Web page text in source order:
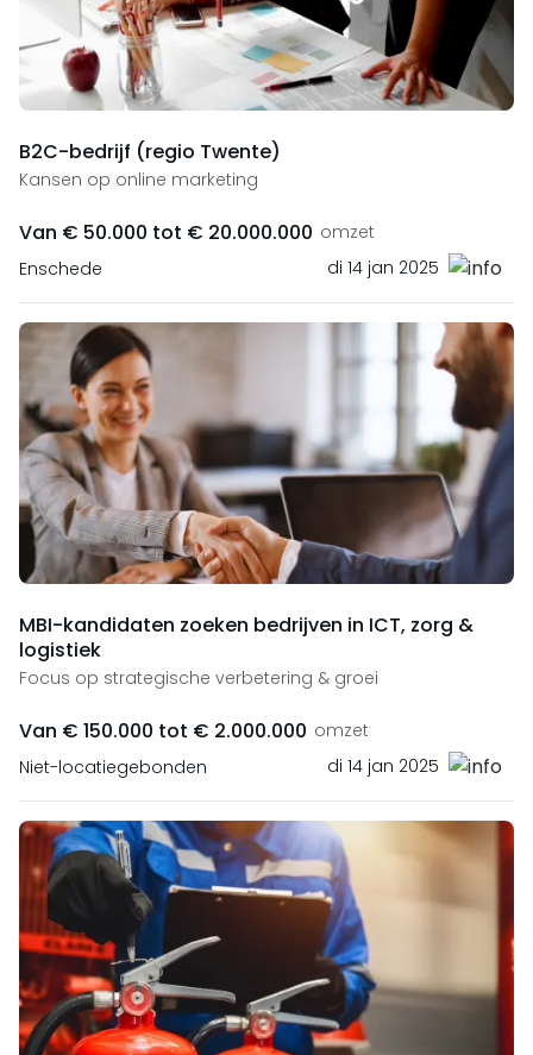
B2C-bedrijf (regio Twente)
Kansen op online marketing
Van € 50.000 tot € 20.000.000 omzet
Enschede
di 14 jan 2025
MBI-kandidaten zoeken bedrijven in ICT, zorg &
logistiek
Focus op strategische verbetering & groei
Van € 150.000 tot € 2.000.000 omzet
Niet-locatiegebonden
di 14 jan 2025